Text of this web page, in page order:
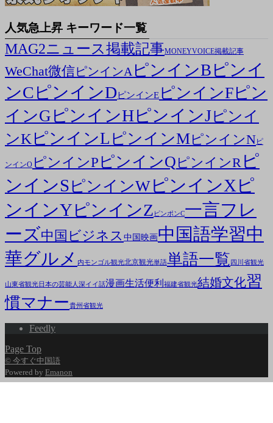
人気急上昇 キーワード一覧
MAG2ニュース掲載記事MONEYVOICE掲載記事
WeChat微信ピンインAピンインB ピンイ
ンC ピンインDピンインE ピンインFピン
インG ピンインHピンインJピンイ
ンK ピンインL ピンインMピンインNピ
ンインO ピンインP ピンインQ ピンインR ピ
ンインSピンインWピンインXピ
ンインYピンインZ ピンポンC一言フレ
ーズ中国ビジネス 中国映画中国語学習中
華グルメ
内モンゴル観光北京観光単語単語一覧 四川省観光
山東省観光日本の芸能人 深イイ話漫画生活便利 福建省観光結婚文化習
慣マナー貴州省観光
Feedly
Page Top
© 今すぐ中国語
Powered by Emanon